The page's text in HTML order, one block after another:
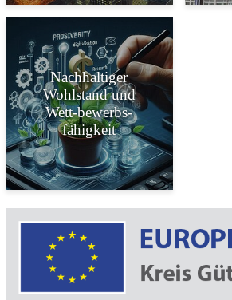
Nachhaltiger
Wohlstand und
Wett-bewerbs-
fähigkeit
Kachel mit dem Titel